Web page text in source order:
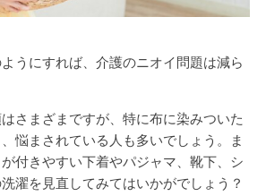
うにすれば、介護のニオイ問題は減ら
さまざまですが、特に布に染みついた
悩まされている人も多いでしょう。ま
付きやすい下着やパジャマ、靴下、シ
濯を見直してみてはいかがでしょう？